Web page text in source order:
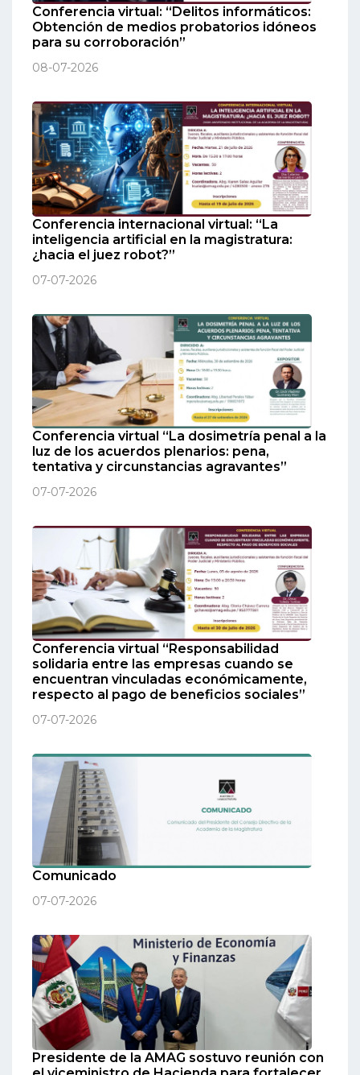
Conferencia virtual: “Delitos informáticos:
Obtención de medios probatorios idóneos
para su corroboración”
08-07-2026
Conferencia internacional virtual: “La
inteligencia artificial en la magistratura:
¿hacia el juez robot?”
07-07-2026
Conferencia virtual “La dosimetría penal a la
luz de los acuerdos plenarios: pena,
tentativa y circunstancias agravantes”
07-07-2026
Conferencia virtual “Responsabilidad
solidaria entre las empresas cuando se
encuentran vinculadas económicamente,
respecto al pago de beneficios sociales”
07-07-2026
Comunicado
07-07-2026
Presidente de la AMAG sostuvo reunión con